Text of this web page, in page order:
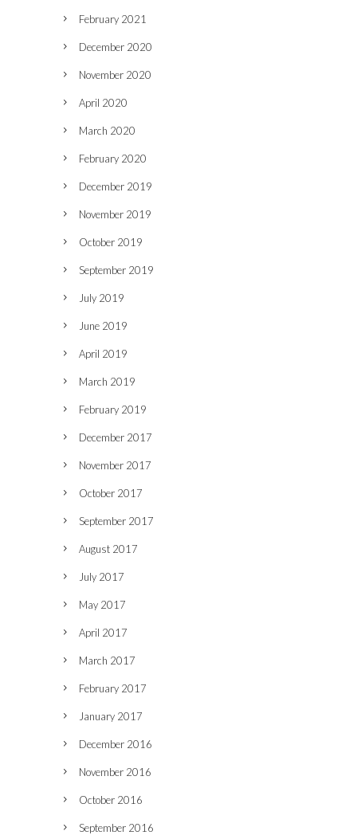
February 2021
December 2020
November 2020
April 2020
March 2020
February 2020
December 2019
November 2019
October 2019
September 2019
July 2019
June 2019
April 2019
March 2019
February 2019
December 2017
November 2017
October 2017
September 2017
August 2017
July 2017
May 2017
April 2017
March 2017
February 2017
January 2017
December 2016
November 2016
October 2016
September 2016